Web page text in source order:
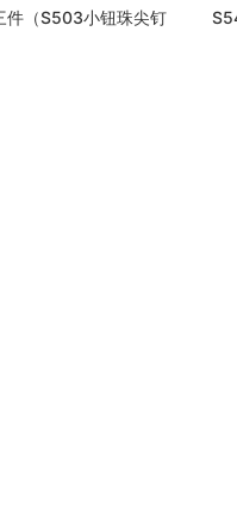
件（S503小钮珠尖钉